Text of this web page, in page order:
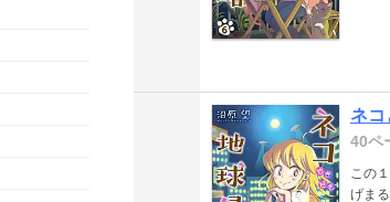
ネコ
40ペ
この
げま